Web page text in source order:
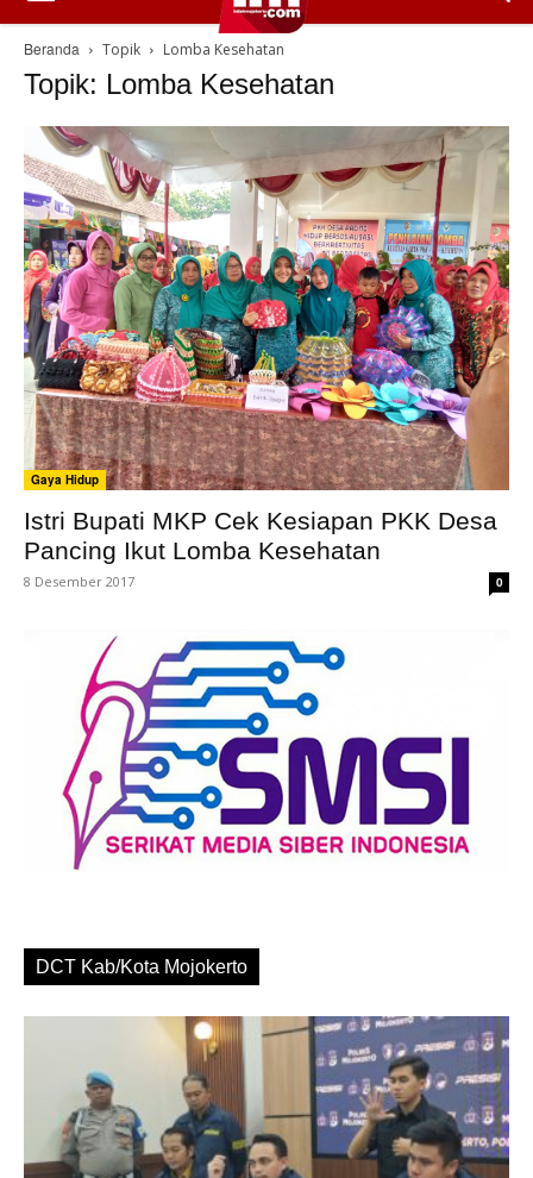
Beranda Topik Lomba Kesehatan
Topik: Lomba Kesehatan
Gaya Hidup
Istri Bupati MKP Cek Kesiapan PKK Desa
Pancing Ikut Lomba Kesehatan
8 Desember 2017 0
DCT Kab/Kota Mojokerto